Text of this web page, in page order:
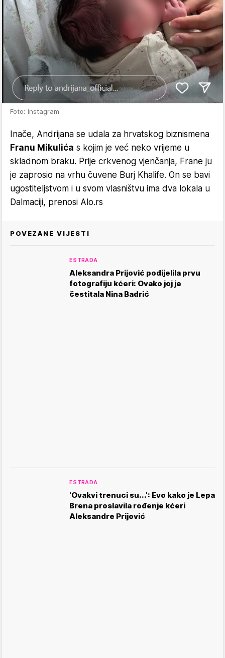
Foto: Instagram
Inače, Andrijana se udala za hrvatskog biznismena
Franu Mikulića s kojim je već neko vrijeme u
skladnom braku. Prije crkvenog vjenčanja, Frane ju
je zaprosio na vrhu čuvene Burj Khalife. On se bavi
ugostiteljstvom i u svom vlasništvu ima dva lokala u
Dalmaciji, prenosi Alo.rs
POVEZANE VIJESTI
ESTRADA
Aleksandra Prijović podijelila prvu
fotografiju kćeri: Ovako joj je
čestitala Nina Badrić
ESTRADA
'Ovakvi trenuci su...': Evo kako je Lepa
Brena proslavila rođenje kćeri
Aleksandre Prijović